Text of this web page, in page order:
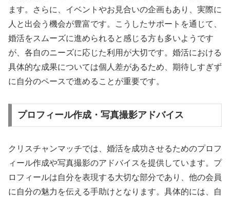
ます。さらに、イベントやお見合いの企画もあり、実際に
人と出会う機会が豊富です。こうしたサポートを通じて、
婚活をスムーズに進められると感じる方も多いようです
が、各自のニーズに応じた利用が大切です。婚活における
具体的な成果については個人差があるため、期待しすぎず
に自分のペースで進めることが重要です。
プロフィール作成・写真撮影アドバイス
クリスチャンマッチでは、婚活を成功させるためのプロフ
ィール作成や写真撮影のアドバイスを提供しています。プ
ロフィールは自分を表現する大切な部分であり、他の会員
に自分の魅力を伝える手助けとなります。具体的には、自